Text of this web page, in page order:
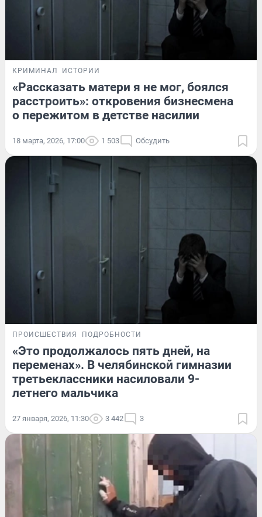
КРИМИНАЛ ИСТОРИИ
«Рассказать матери я не мог, боялся
расстроить»: откровения бизнесмена
о пережитом в детстве насилии
18 марта, 2026, 17:00 1 503 Обсудить
ПРОИСШЕСТВИЯ ПОДРОБНОСТИ
«Это продолжалось пять дней, на
переменах». В челябинской гимназии
третьеклассники насиловали 9-
летнего мальчика
27 января, 2026, 11:30 3 442 3